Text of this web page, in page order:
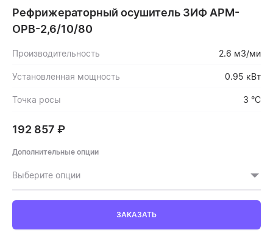
Рефрижераторный осушитель ЗИФ АРМ-
ОРВ-2,6/10/80
Производительность 2.6 м3/ми
Установленная мощность 0.95 кВт
Точка росы 3 °C
192 857 ₽
Дополнительные опции
Выберите опции
ЗАКАЗАТЬ